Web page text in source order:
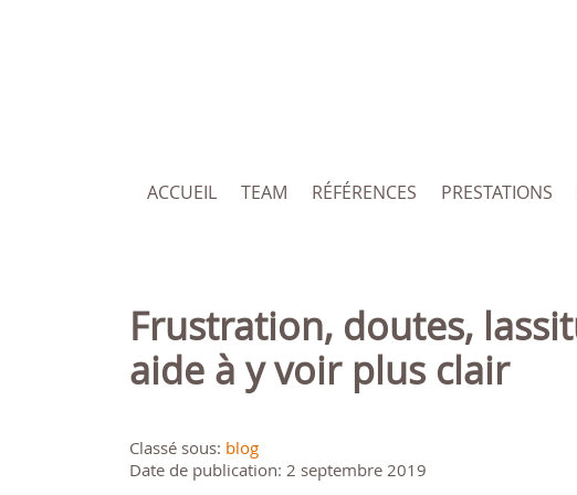
ACCUEIL TEAM RÉFÉRENCES PRESTATIONS
Frustration, doutes, lassitude au travail? Un bilan de compétences
aide à y voir plus clair
Classé sous: blog
Date de publication: 2 septembre 2019